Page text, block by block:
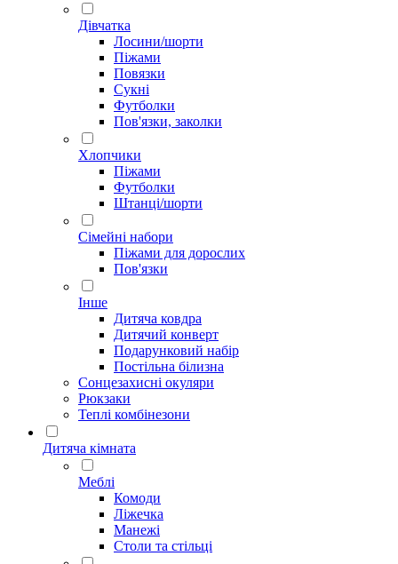
Дівчатка
Лосини/шорти
Піжами
Повязки
Сукні
Футболки
Пов'язки, заколки
Хлопчики
Піжами
Футболки
Штанці/шорти
Сімейні набори
Піжами для дорослих
Пов'язки
Інше
Дитяча ковдра
Дитячий конверт
Подарунковий набір
Постільна білизна
Сонцезахисні окуляри
Рюкзаки
Теплі комбінезони
Дитяча кімната
Меблі
Комоди
Ліжечка
Манежі
Столи та стільці